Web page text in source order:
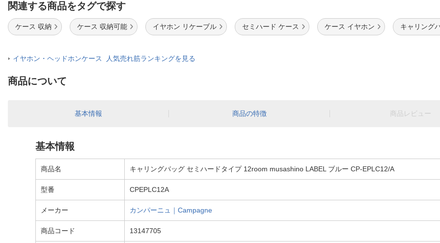
関連する商品をタグで探す
ケース 収納 ケース 収納可能 イヤホン リケーブル セミハード ケース ケース イヤホン キャリング
イヤホン・ヘッドホンケース 人気売れ筋ランキングを見る
商品について
基本情報 商品の特徴 商品レビュー
基本情報
商品名 キャリングバッグ セミハードタイプ 12room musashino LABEL ブルー CP-EPLC12/A
型番 CPEPLC12A
メーカー カンパーニュ｜Campagne
商品コード 13147705